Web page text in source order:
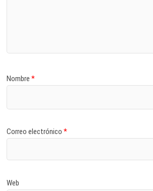
Nombre*
Correo electrónico*
Web